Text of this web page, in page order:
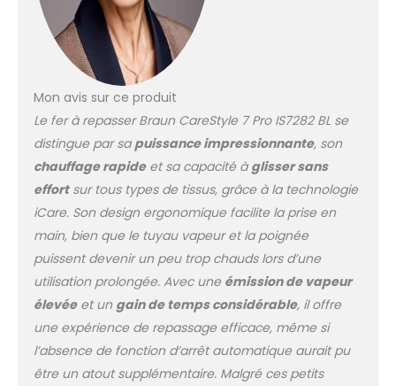
Mon avis sur ce produit
Le fer à repasser Braun CareStyle 7 Pro IS7282 BL se
distingue par sa puissance impressionnante, son
chauffage rapideet sa capacité à glisser sans
effortsur tous types de tissus, grâce à la technologie
iCare. Son design ergonomique facilite la prise en
main, bien que le tuyau vapeur et la poignée
puissent devenir un peu trop chauds lors d’une
utilisation prolongée. Avec une émission de vapeur
élevéeet un gain de temps considérable, il offre
une expérience de repassage efficace, même si
l’absence de fonction d’arrêt automatique aurait pu
être un atout supplémentaire. Malgré ces petits